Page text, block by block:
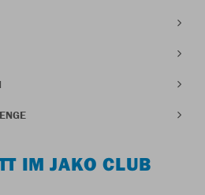
IM JAKO CLUB